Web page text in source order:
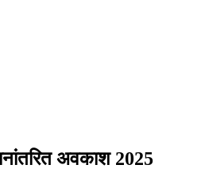
अवकाश 2025